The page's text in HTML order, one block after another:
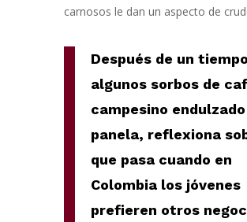
carnosos le dan un aspecto de
Después de un
algunos sorbos de
campesino
panela, reflexiona
que pasa cuando en
Colombia los jóvenes
prefieren otros